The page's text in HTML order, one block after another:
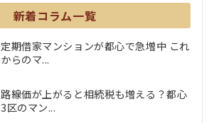
新着コラム一覧
定期借家マンションが都心で急増中 これ
からのマ...
路線価が上がると相続税も増える？都心
3区のマン...